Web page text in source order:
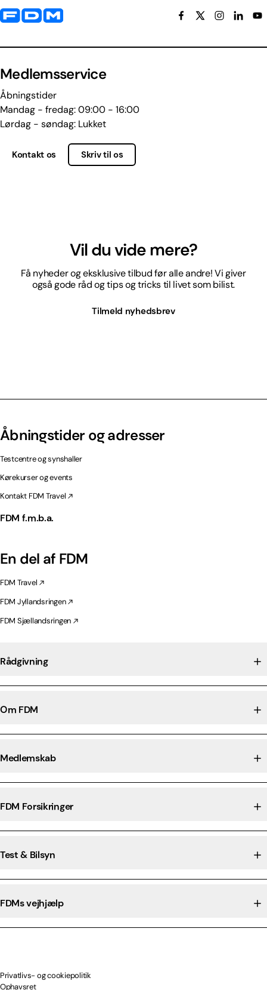
Yderligere information og kontaktoplysninger
Medlemsservice
Åbningstider
Mandag - fredag: 09:00 - 16:00
Lørdag - søndag: Lukket
Kontakt os Skriv til os
Vil du vide mere?
Få nyheder og eksklusive tilbud før alle andre! Vi giver
også gode råd og tips og tricks til livet som bilist.
Tilmeld nyhedsbrev
Åbningstider og adresser
Testcentre og synshaller
Kørekurser og events
Kontakt FDM Travel
FDM f.m.b.a.
En del af FDM
FDM Travel
FDM Jyllandsringen
FDM Sjællandsringen
Rådgivning
Om FDM
Medlemskab
FDM Forsikringer
Test & Bilsyn
FDMs vejhjælp
Privatlivs- og cookiepolitik
Ophavsret